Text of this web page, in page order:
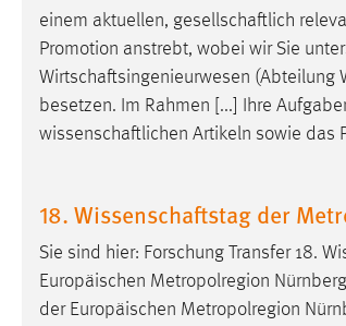
einem aktuellen, gesellschaftlich
Promotion anstrebt, wobei wir Sie
Wirtschaftsingenieurwesen (Abteilung
besetzen. Im Rahmen [...] Ihre
wissenschaftlichen Artikeln sowie das
18. Wissenschaftstag der
Sie sind hier: Forschung Transfer 18.
Europäischen Metropolregion
der Europäischen Metropolregion
Name: fe_user, be_user,
Zweck:
Dieser Cookie ist
der Website einloggen zu
Cookie Laufzeit: 24 Stunden
STATISTIK
Statistik Cookies erfassen
Diese Informationen helfen uns zu
unsere Besucher unsere Website